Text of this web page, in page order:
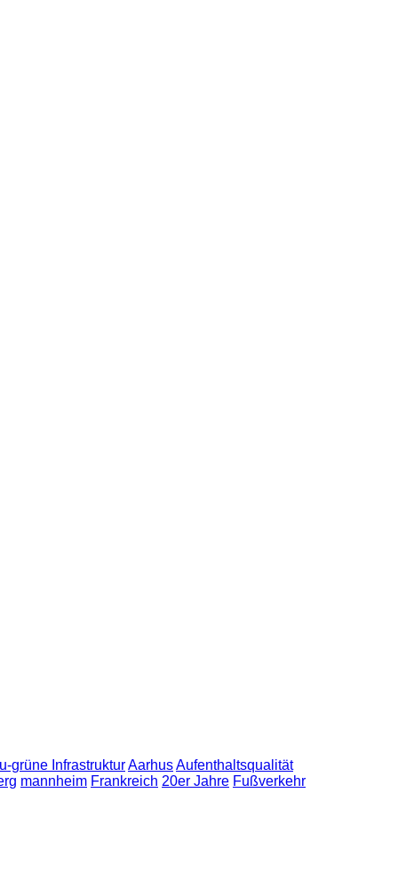
grüne InfrastrukturAarhusAufenthaltsqualität
mannheim Frankreich 20er Jahre Fußverkehr